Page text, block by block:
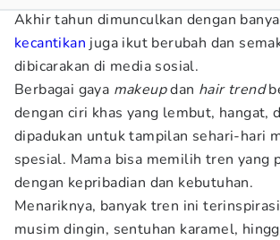
Akhir tahun dimunculkan dengan
kecantikan juga ikut berubah dan
dibicarakan di media sosial.
Berbagai gaya makeupdan hair trend
dengan ciri khas yang lembut, hangat,
dipadukan untuk tampilan sehari-hari
spesial. Mama bisa memilih tren yang
dengan kepribadian dan kebutuhan.
Menariknya, banyak tren ini
musim dingin, sentuhan karamel,